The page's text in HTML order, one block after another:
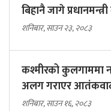
बिहानै जागे
शनिबार, साउन २३, २०८३
कश्मीरको कुलगाममा
अलग गराएर
शनिबार, साउन १६, २०८३